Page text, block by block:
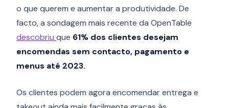
o que querem e aumentar a produtividade. De
facto, a sondagem mais recente da OpenTable
descobriu que 61% dos clientes desejam
encomendas sem contacto, pagamento e
menus até 2023.
Os clientes podem agora encomendar entrega e